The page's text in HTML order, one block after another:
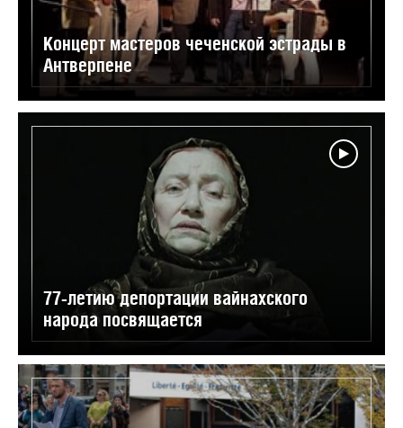
Концерт мастеров чеченской эстрады в
Антверпене
77-летию депортации вайнахского
народа посвящается